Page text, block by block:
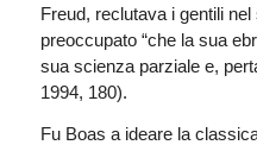
Freud, reclutava i gentili
preoccupato “che la sua
sua scienza parziale e,
1994, 180).
Fu Boas a ideare la